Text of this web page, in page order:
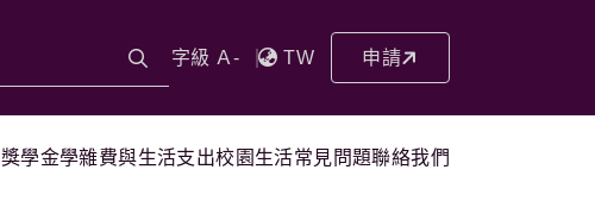
字級 Ａ- TW 申請
獎學金學雜費與生活支出校園生活常見問題聯絡我們